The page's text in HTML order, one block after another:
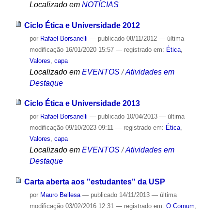
Localizado em NOTÍCIAS
Ciclo Ética e Universidade 2012
por Rafael Borsanelli — publicado08/11/2012 — última
modificação16/01/2020 15:57 — registrado em: Ética,
Valores capa
Localizado em EVENTOS /Atividades em
Destaque
Ciclo Ética e Universidade 2013
por Rafael Borsanelli — publicado10/04/2013 — última
modificação09/10/2023 09:11 — registrado em: Ética,
Valores, capa
Localizado em EVENTOS /Atividades em
Destaque
Carta aberta aos "estudantes" da USP
por Mauro Bellesa — publicado14/11/2013 — última
modificação03/02/2016 12:31 — registrado em: O Comum,